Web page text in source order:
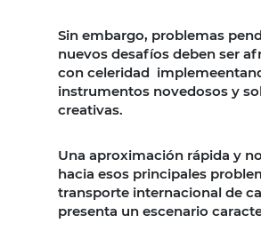
Sin embargo, problemas
nuevos desafíos deben ser
con celeridad
instrumentos novedosos y
creativas.
Una aproximación rápida y
hacia esos principales
transporte internacional de
presenta un escenario